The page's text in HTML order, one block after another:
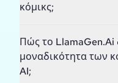
κόμικς;
Πώς το LlamaGen.Ai
μοναδικότητα των
AI;